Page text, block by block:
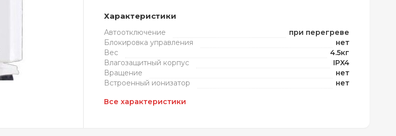
Характеристики
Автоотключение
при перегреве
Блокировка управления
нет
Вес
4.5кг
Влагозащитный корпус
IPX4
Вращение
нет
Встроенный ионизатор
нет
Все характеристики